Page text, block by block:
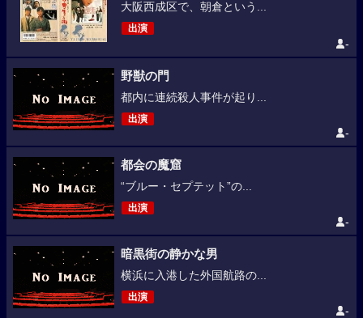
大阪西成区で、朝倉という...
出演
-
野獣の門
都内に連続殺人事件が起り...
出演
-
都会の魔窟
“ブルー・セプテット”の...
出演
-
暗黒街の静かな男
横浜に入港した外国航路の...
出演
-